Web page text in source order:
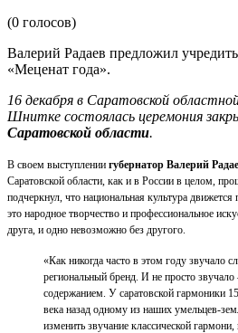
(0 голосов)
Валерий Радаев предложил
«Меценат года».
16 декабря в Саратовской
Шнитке состоялась церемония
Саратовской области.
В своем выступлении губернатор Валерий
Саратовской области, как и в России в целом,
подчеркнул, что национальная культура
это народное творчество и профессиональное
друга, и одно невозможно без другого.
«Как никогда часто в этом году звучало
региональный бренд. И не просто
содержанием. У саратовской гармоники
века назад одному из наших умельцев-
изменить звучание классической